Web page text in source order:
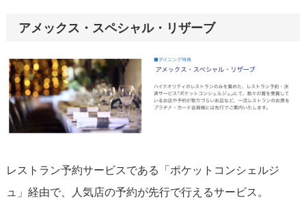
アメックス・スペシャル・リザーブ
レストラン予約サービスである「ポケットコンシェルジ
ュ」経由で、人気店の予約が先行で行えるサービス。